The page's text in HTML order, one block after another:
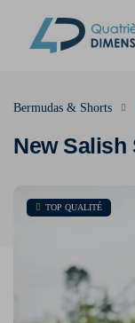
New Salish
Bermudas & Shorts
TOP QUALITÉ